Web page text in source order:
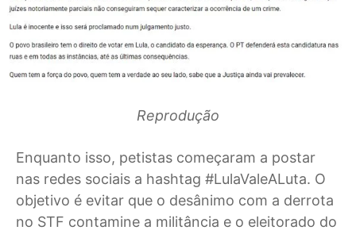
Reprodução
Enquanto isso, petistas começaram a postar
nas redes sociais a hashtag #LulaValeALuta. O
objetivo é evitar que o desânimo com a derrota
no STF contamine a militância e o eleitorado do